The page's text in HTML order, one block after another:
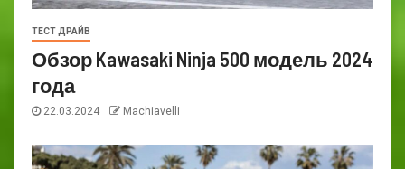
ТЕСТ ДРАЙВ
Обзор Kawasaki Ninja 500 модель 2024
года
22.03.2024 Machiavelli